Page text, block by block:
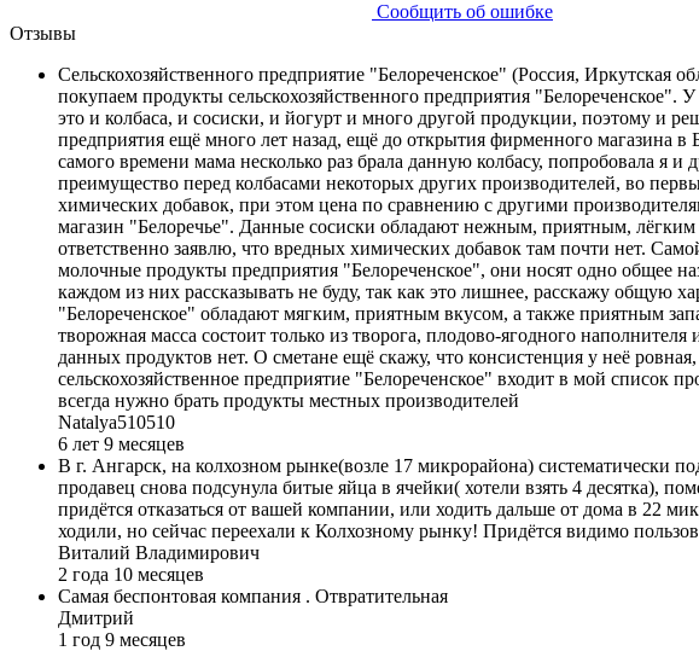
Сообщить об ошибке
Отзывы
Сельскохозяйственного предприятие "Белореченское" (Россия, Иркутская
покупаем продукты сельскохозяйственного предприятия
это и колбаса, и сосиски, и йогурт и много другой продукции, поэтому и
предприятия ещё много лет назад, ещё до открытия фирменного магазина
самого времени мама несколько раз брала данную колбасу, попробовала я
преимущество перед колбасами некоторых других производителей, во
химических добавок, при этом цена по сравнению с другими
магазин "Белоречье". Данные сосиски обладают нежным, приятным,
ответственно заявлю, что вредных химических добавок там почти нет.
молочные продукты предприятия "Белореченское", они носят одно общее
каждом из них рассказывать не буду, так как это лишнее, расскажу общую
"Белореченское" обладают мягким, приятным вкусом, а также приятным
творожная масса состоит только из творога, плодово-ягодного
данных продуктов нет. О сметане ещё скажу, что консистенция у неё
сельскохозяйственное предприятие "Белореченское" входит в мой
всегда нужно брать продукты местных производителей
Natalya510510
6 лет 9 месяцев
В г. Ангарск, на колхозном рынке(возле 17 микрорайона) систематически
продавец снова подсунула битые яйца в ячейки( хотели взять 4 десятка),
придётся отказаться от вашей компании, или ходить дальше от дома в 22
ходили, но сейчас переехали к Колхозному рынку! Придётся видимо
Виталий Владимирович
2 года 10 месяцев
Самая беспонтовая компания . Отвратительная
Дмитрий
1 год 9 месяцев